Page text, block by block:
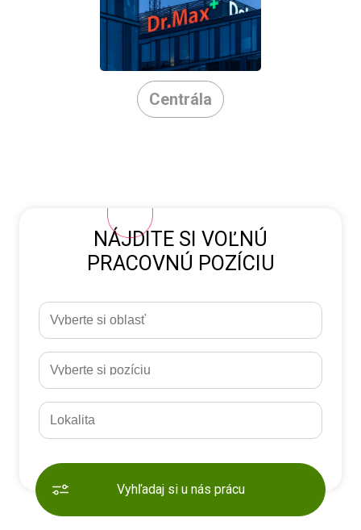
Centrála
NÁJDITE SI VOĽNÚ
PRACOVNÚ POZÍCIU
Vyhľadaj si u nás prácu